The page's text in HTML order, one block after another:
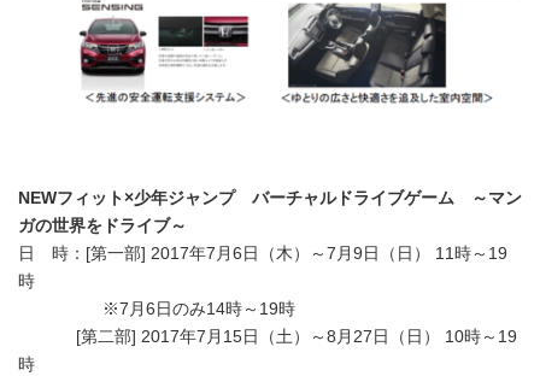
NEWフィット×少年ジャンプ バーチャルドライブゲーム ～マン
ガの世界をドライブ～
日 時：[第一部] 2017年7月6日（木）～7月9日（日） 11時～19
時
※7月6日のみ14時～19時
[第二部] 2017年7月15日（土）～8月27日（日） 10時～19
時